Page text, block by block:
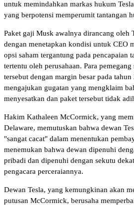
untuk memindahkan markas hukum
yang berpotensi memperumit tantangan
Paket gaji Musk awalnya dirancang oleh
dengan menetapkan kondisi untuk CEO
opsi saham tergantung pada pencapaian
tertentu oleh perusahaan. Para
tersebut dengan margin besar pada
mengajukan gugatan yang mengklaim
menyesatkan dan paket tersebut tidak
Hakim Kathaleen McCormick, yang
Delaware, memutuskan bahwa dewan
"sangat cacat" dalam menentukan
menemukan bahwa dewan dipenuhi
pribadi dan dipenuhi dengan sekutu
pengacara perceraiannya.
Dewan Tesla, yang kemungkinan akan
putusan McCormick, berusaha